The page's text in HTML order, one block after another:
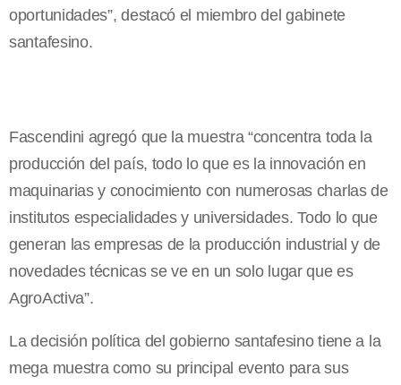
oportunidades”, destacó el miembro del gabinete
santafesino.
Fascendini agregó que la muestra “concentra toda la
producción del país, todo lo que es la innovación en
maquinarias y conocimiento con numerosas charlas de
institutos especialidades y universidades. Todo lo que
generan las empresas de la producción industrial y de
novedades técnicas se ve en un solo lugar que es
AgroActiva”.
La decisión política del gobierno santafesino tiene a la
mega muestra como su principal evento para sus